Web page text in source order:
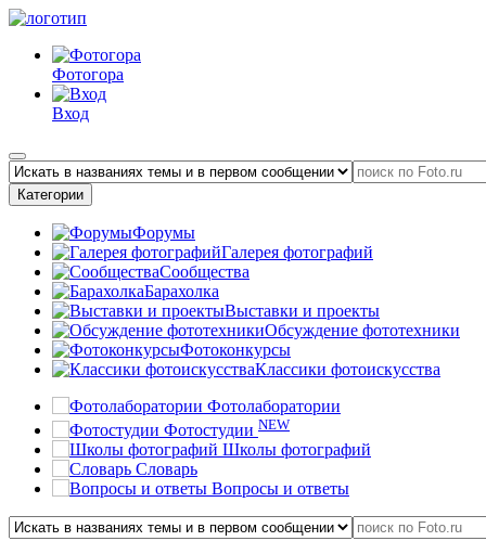
Фотогора
Вход
Категории
Форумы
Галерея фотографий
Сообщества
Барахолка
Выставки и проекты
Обсуждение фототехники
Фотоконкурсы
Классики фотоискусства
Фотолаборатории
Фотостудии NEW
Школы фотографий
Словарь
Вопросы и ответы